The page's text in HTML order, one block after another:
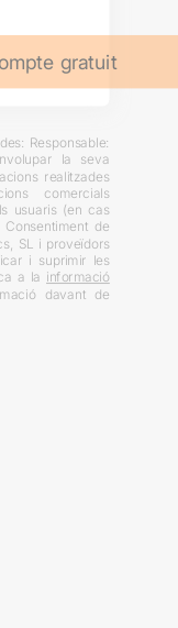
gratuit
Responsable:
la seva
realitzades
comercials
usuaris (en cas
de
SL i proveïdors
i suprimir les
a la informació
davant de